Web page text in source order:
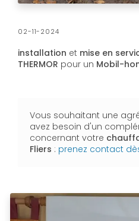
02-11-2024
installation et mise en
THERMOR pour un Mobil-
Vous souhaitant une
avez besoin d'un
concernant votre
Fliers : prenez contact